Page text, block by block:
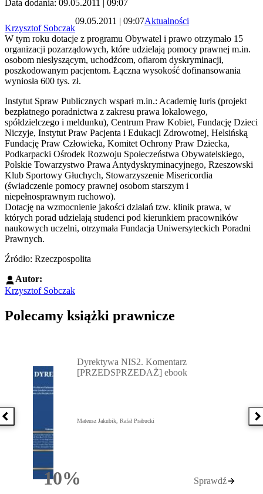
Data dodania: 09.05.2011 | 09:07
Krzysztof Sobczak
09.05.2011 | 09:07Aktualności
W tym roku dotacje z programu Obywatel i prawo otrzymało 15
organizacji pozarządowych, które udzielają pomocy prawnej m.in.
osobom niesłyszącym, uchodźcom, ofiarom dyskryminacji,
poszkodowanym pacjentom. Łączna wysokość dofinansowania
wyniosła 600 tys. zł.
Instytut Spraw Publicznych wsparł m.in.: Academię Iuris (projekt
bezpłatnego poradnictwa z zakresu prawa lokalowego,
spółdzielczego i meldunku), Centrum Praw Kobiet, Fundację Dzieci
Niczyje, Instytut Praw Pacjenta i Edukacji Zdrowotnej, Helsińską
Fundację Praw Człowieka, Komitet Ochrony Praw Dziecka,
Podkarpacki Ośrodek Rozwoju Społeczeństwa Obywatelskiego,
Polskie Towarzystwo Prawa Antydyskryminacyjnego, Rzeszowski
Klub Sportowy Głuchych, Stowarzyszenie Misericordia
(świadczenie pomocy prawnej osobom starszym i
niepełnosprawnym ruchowo).
Dotację na wzmocnienie jakości działań tzw. klinik prawa, w
których porad udzielają studenci pod kierunkiem pracowników
naukowych uczelni, otrzymała Fundacja Uniwersyteckich Poradni
Prawnych.
Źródło: Rzeczpospolita
Autor:
Krzysztof Sobczak
Polecamy książki prawnicze
Poprzednia książka
10%Rabatu
Dyrektywa NIS2. Komentarz
[PRZEDSPRZEDAŻ] ebook
Mateusz Jakubik, Rafał Prabucki
Sprawdź